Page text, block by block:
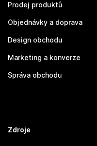
Prodej produktů
Objednávky a doprava
Design obchodu
Marketing a konverze
Správa obchodu
Zdroje